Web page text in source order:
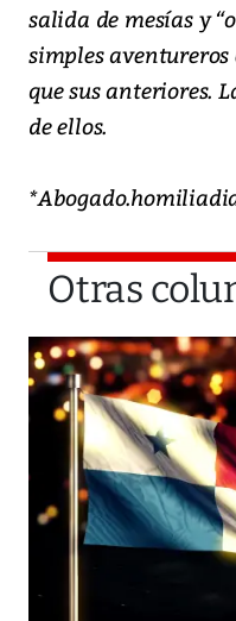
salida de mesías y
simples
que sus anteriores.
de ellos.
Otras